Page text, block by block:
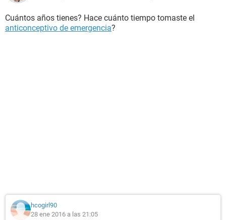
Cuántos años tienes? Hace cuánto tiempo tomaste el
anticonceptivo de emergencia?
hcogirl90
28 ene 2016 a las 21:05